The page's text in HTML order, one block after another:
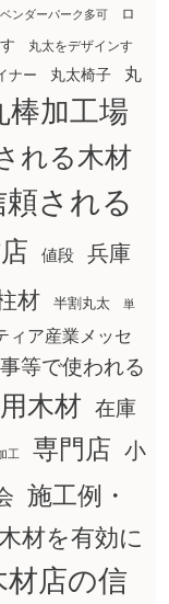
ンダーパーク多可
ロ
丸太をデザインす
ナー 丸太椅子 丸
棒加工場
れる木材
頼される
値段
兵庫
材 半割丸太 単
ィア産業メッセ
等で使われる
木材 在庫
工 専門店 小
施工例・
材を有効に
材店の信